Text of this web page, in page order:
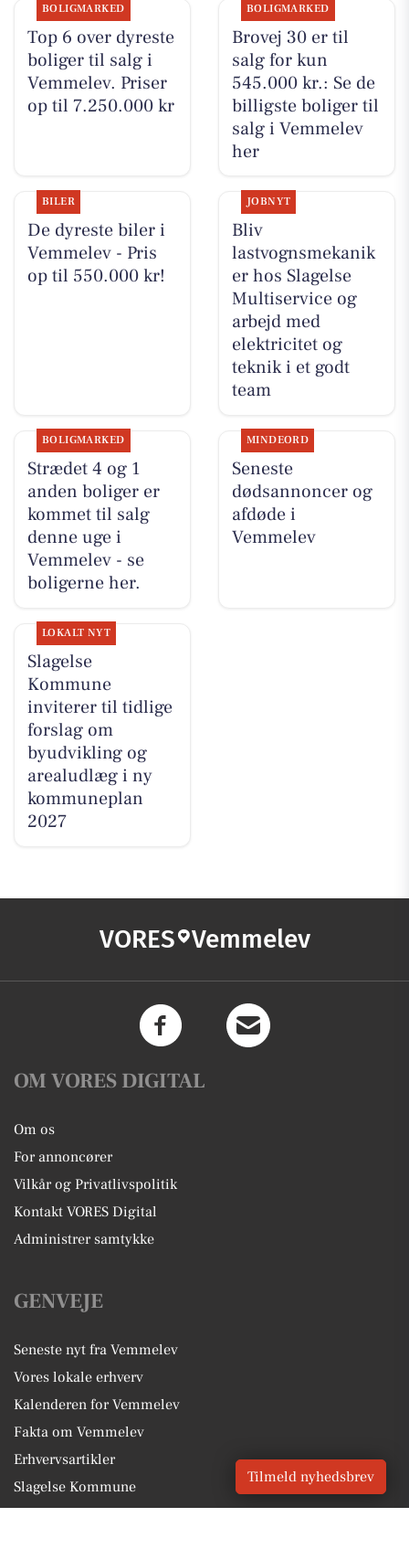
BOLIGMARKED
Top 6 over dyreste
boliger til salg i
Vemmelev. Priser
op til 7.250.000 kr
BOLIGMARKED
Brovej 30 er til
salg for kun
545.000 kr.: Se de
billigste boliger til
salg i Vemmelev
her
BILER
De dyreste biler i
Vemmelev - Pris
op til 550.000 kr!
JOBNYT
Bliv
lastvognsmekanik
er hos Slagelse
Multiservice og
arbejd med
elektricitet og
teknik i et godt
team
BOLIGMARKED
Strædet 4 og 1
anden boliger er
kommet til salg
denne uge i
Vemmelev - se
boligerne her.
MINDEORD
Seneste
dødsannoncer og
afdøde i
Vemmelev
LOKALT NYT
Slagelse
Kommune
inviterer til tidlige
forslag om
byudvikling og
arealudlæg i ny
kommuneplan
2027
VORES Vemmelev
OM VORES DIGITAL
Om os
For annoncører
Vilkår og Privatlivspolitik
Kontakt VORES Digital
Administrer samtykke
GENVEJE
Seneste nyt fra Vemmelev
Vores lokale erhverv
Kalenderen for Vemmelev
Fakta om Vemmelev
Erhvervsartikler
Slagelse Kommune
Tilmeld nyhedsbrev